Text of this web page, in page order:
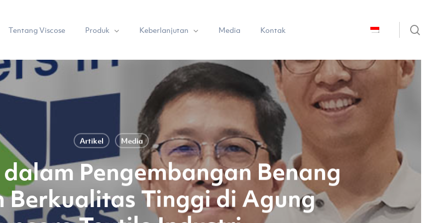
Tentang Viscose Produk Keberlanjutan Media Kontak
Artikel Media
dalam Pengembangan Benang
Berkualitas Tinggi di Agung